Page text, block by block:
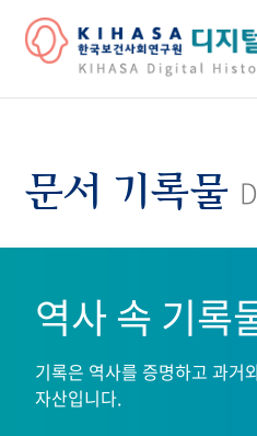
문서 기록물
역사 속 기록
기록은 역사를 증명하고 과거
자산입니다.